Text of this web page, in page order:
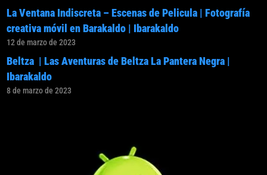
La Ventana Indiscreta – Escenas de Pelicula | Fotografía
creativa móvil en Barakaldo | Ibarakaldo
12 de marzo de 2023
Beltza | Las Aventuras de Beltza La Pantera Negra |
Ibarakaldo
8 de marzo de 2023